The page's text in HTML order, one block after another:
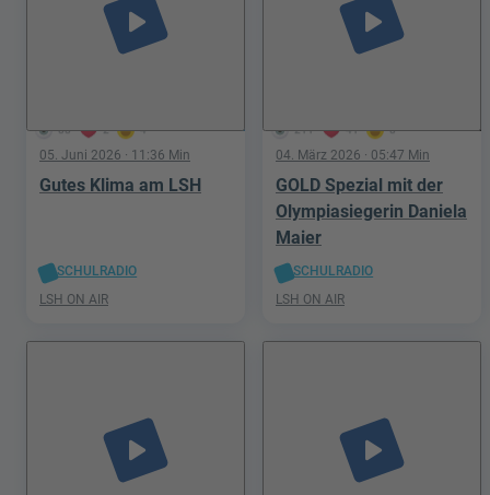
88 2 4
play_arrow
05. Juni 2026 · 11:36 Min
Gutes Klima am LSH
SCHULRADIO
LSH ON AIR
211 41 8
play_arrow
04. März 2026 · 05:47 Min
GOLD Spezial mit der
Olympiasiegerin Daniela
Maier
SCHULRADIO
LSH ON AIR
play_arrow play_arrow